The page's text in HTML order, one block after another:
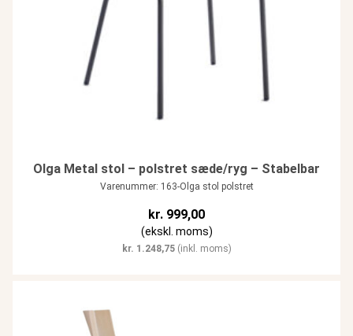
Olga Metal stol – polstret sæde/ryg – Stabelbar
Varenummer: 163-Olga stol polstret
kr. 999,00
(ekskl. moms)
kr. 1.248,75(inkl. moms)